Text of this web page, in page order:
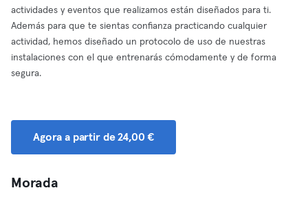
actividades y eventos que realizamos están diseñados para ti.
Además para que te sientas confianza practicando cualquier
actividad, hemos diseñado un protocolo de uso de nuestras
instalaciones con el que entrenarás cómodamente y de forma
segura.
Agora a partir de 24,00 €
Morada